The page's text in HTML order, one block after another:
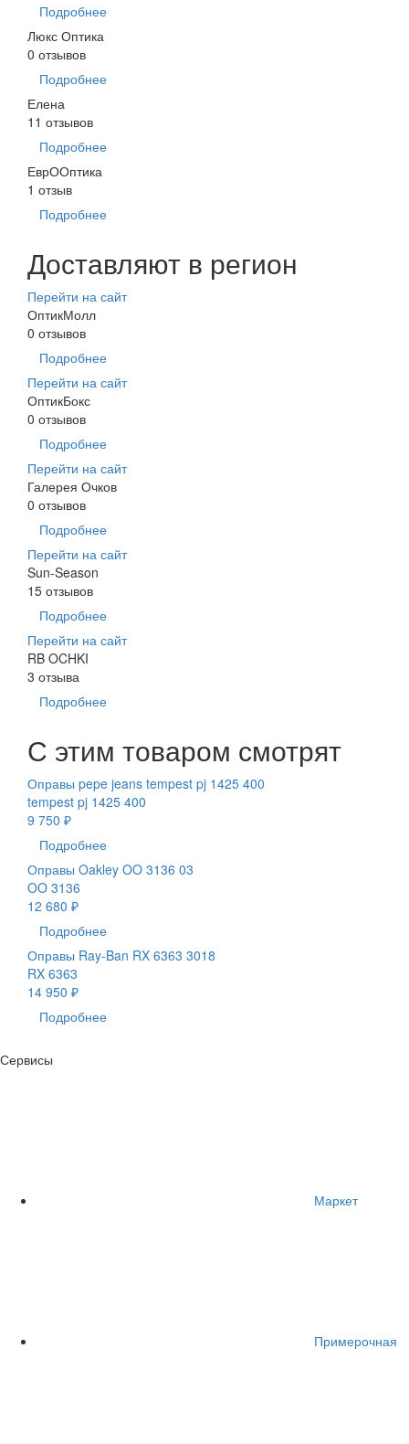
Подробнее
Люкс Оптика
0 отзывов
Подробнее
Елена
11 отзывов
Подробнее
ЕврООптика
1 отзыв
Подробнее
Доставляют в регион
Перейти на сайт
ОптикМолл
0 отзывов
Подробнее
Перейти на сайт
ОптикБокс
0 отзывов
Подробнее
Перейти на сайт
Галерея Очков
0 отзывов
Подробнее
Перейти на сайт
Sun-Season
15 отзывов
Подробнее
Перейти на сайт
RB OCHKI
3 отзыва
Подробнее
С этим товаром смотрят
Оправы pepe jeans tempest pj 1425 400
tempest pj 1425 400
9 750 ₽
Подробнее
Оправы Oakley OO 3136 03
OO 3136
12 680 ₽
Подробнее
Оправы Ray-Ban RX 6363 3018
RX 6363
14 950 ₽
Подробнее
Сервисы
Маркет
Примерочная